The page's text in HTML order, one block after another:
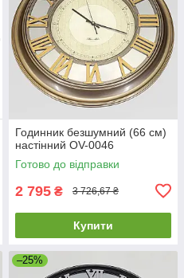
Годинник безшумний (66 см)
настінний OV-0046
Готово до відправки
2 795 ₴ 3 726,67 ₴
Купити
–25%